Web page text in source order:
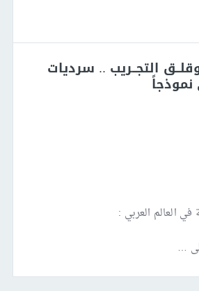
التجــريب .. سرديات
في العالم العربي :
…